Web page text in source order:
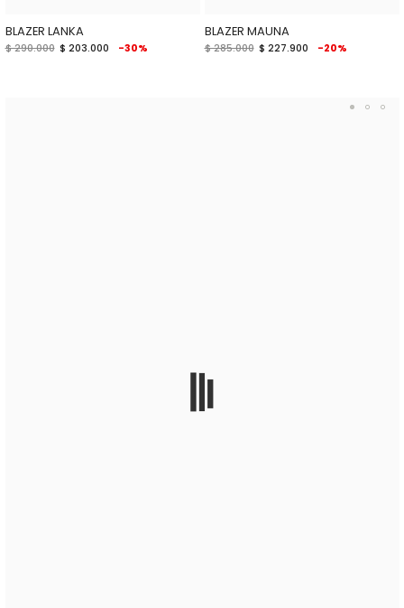
BLAZER LANKA
$ 290.000 $ 203.000 -30%
BLAZER MAUNA
$ 285.000 $ 227.900 -20%